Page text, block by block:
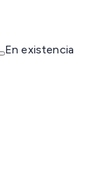
En existencia